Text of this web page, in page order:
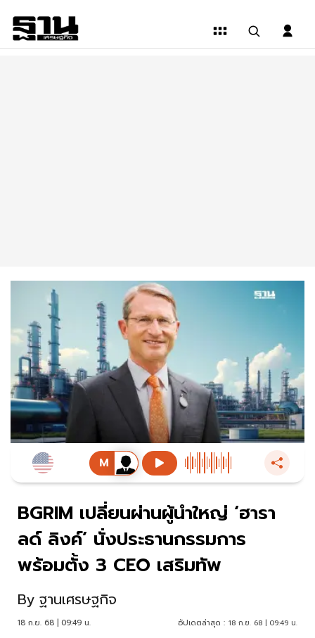
BGRIM เปลี่ยนผ่านผู้นำใหญ่ ‘ฮารา
ลด์ ลิงค์’ นั่งประธานกรรมการ
พร้อมตั้ง 3 CEO เสริมทัพ
By ฐานเศรษฐกิจ
18 ก.ย. 68 | 09:49 น. อัปเดตล่าสุด : 18 ก.ย. 68 | 09:49 น.